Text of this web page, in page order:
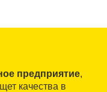
предприятие,
качества в